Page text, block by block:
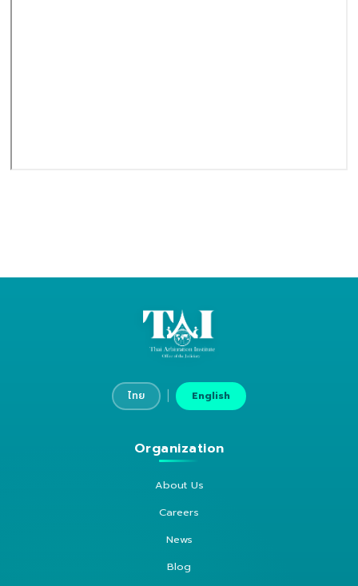
ไทย | English
Organization
About Us
Careers
News
Blog